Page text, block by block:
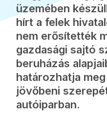
üzemében
hírt a felek
nem erősítették
gazdasági sajtó
beruházás
határozhatja
jövőbeni
autóiparban.